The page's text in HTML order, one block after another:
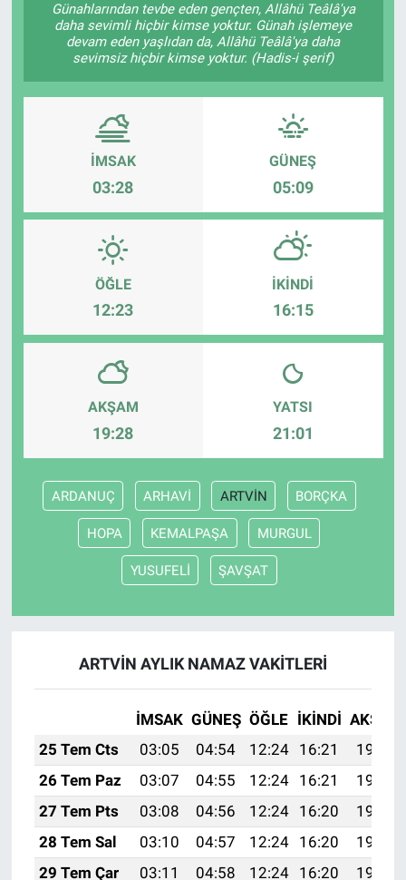
Günahlarından tevbe eden gençten, Allâhü Teâlâ'ya
daha sevimli hiçbir kimse yoktur. Günah işlemeye
devam eden yaşlıdan da, Allâhü Teâlâ'ya daha
sevimsiz hiçbir kimse yoktur. (Hadis-i şerif)
İMSAK
03:28
GÜNEŞ
05:09
ÖĞLE
12:23
İKINDI
16:15
AKŞAM
19:28
YATSI
21:01
ARDANUÇ ARHAVİ ARTVİN BORÇKA
HOPA KEMALPAŞA MURGUL
YUSUFELİ ŞAVŞAT
ARTVİN AYLIK NAMAZ VAKITLERI
İMSAK GÜNEŞ ÖĞLE İKINDI AKŞAM
25 Tem Cts
03:05 04:54 12:24 16:21
19:44
26 Tem Paz
03:07 04:55 12:24 16:21
19:43
27 Tem Pts
03:08 04:56 12:24 16:20
19:42
28 Tem Sal
03:10 04:57 12:24 16:20
19:41
29 Tem Çar
03:11 04:58 12:24 16:20
19:40
Sağlık
Spor
Teknoloji
Tv Medya
KÜLTÜR SANAT